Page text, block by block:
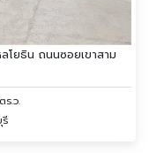
ยธิน ถนนซอยเขาสาม
ร.ว.